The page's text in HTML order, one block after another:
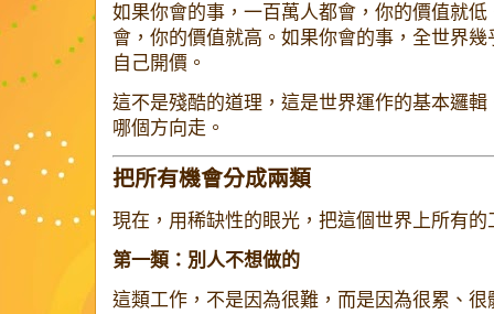
如果你會的事，一百萬人都會，你的價值就
會，你的價值就高。如果你會的事，全世界
自己開價。
這不是殘酷的道理，這是世界運作的基本邏
哪個方向走。
把所有機會分成兩類
現在，用稀缺性的眼光，把這個世界上所有
第一類：別人不想做的
這類工作，不是因為很難，而是因為很累、